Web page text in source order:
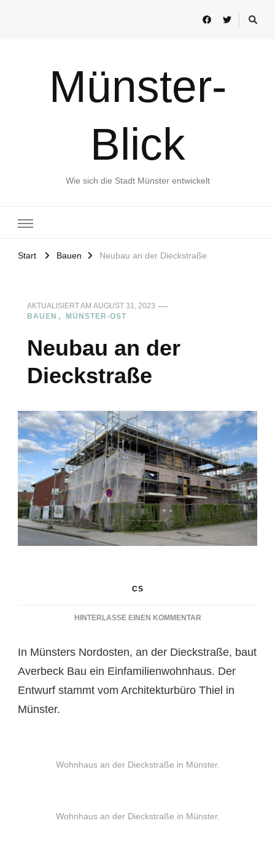
Münster-
Blick
Wie sich die Stadt Münster entwickelt
Start Bauen Neubau an der Dieckstraße
AKTUALISIERT AM AUGUST 31, 2023
BAUEN
MÜNSTER-OST
Neubau an der
Dieckstraße
CS
HINTERLASSE EINEN KOMMENTARZU
DER
DIECKSTRASSE
In Münsters Nordosten, an der Dieckstraße, baut
Averbeck Bau ein Einfamilienwohnhaus. Der
Entwurf stammt vom Architekturbüro Thiel in
Münster.
Wohnhaus an der Dieckstraße in Münster.
Wohnhaus an der Dieckstraße in Münster.